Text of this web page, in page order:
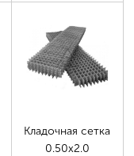
Кладочная сетка
0.50х2.0